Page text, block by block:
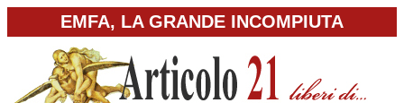
to
content
EMFA, LA GRANDE INCOMPIUTA